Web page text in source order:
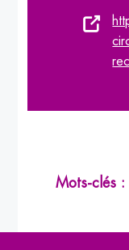
Mots-clés :